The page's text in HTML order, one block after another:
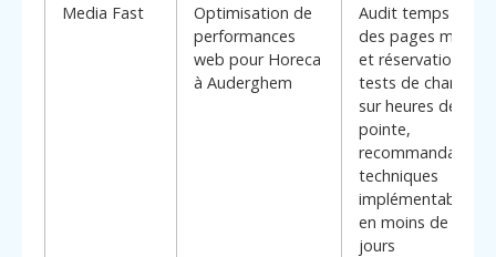
Media Fast
Optimisation de
performances
web pour Horeca
à Auderghem
Audit temps réel
des pages menus
et réservation,
tests de charge
sur heures de
pointe,
recommandations
techniques
implémentables
en moins de 30
jours